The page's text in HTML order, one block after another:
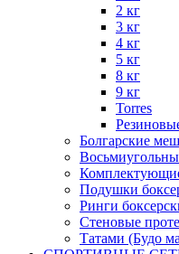
2 кг
3 кг
4 кг
5 кг
8 кг
9 кг
Torres
Болгарские
Подушки
Ринги
Стеновые
Татами (Будо